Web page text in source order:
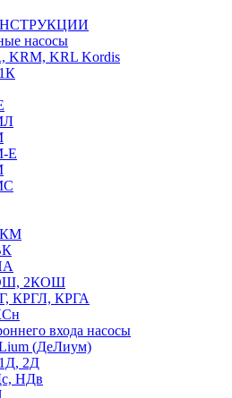
насосы
KRM, KRL Kordis
Е
КМ
2КОШ
КРГЛ, КРГА
входа насосы
(ДеЛиум)
2Д
НДв